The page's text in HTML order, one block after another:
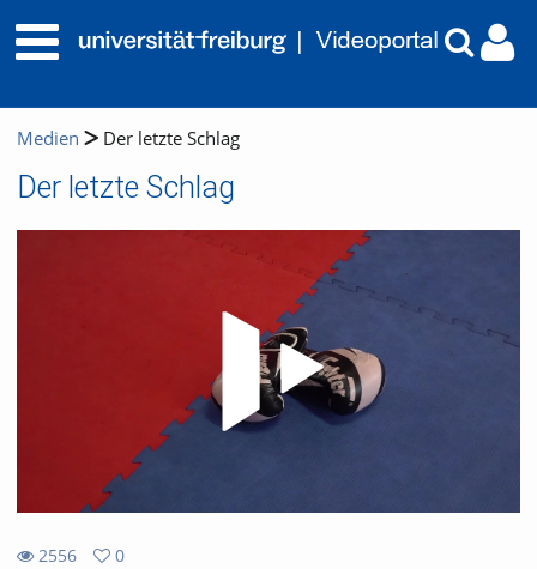
Medien Der letzte Schlag
Der letzte Schlag
2556
0